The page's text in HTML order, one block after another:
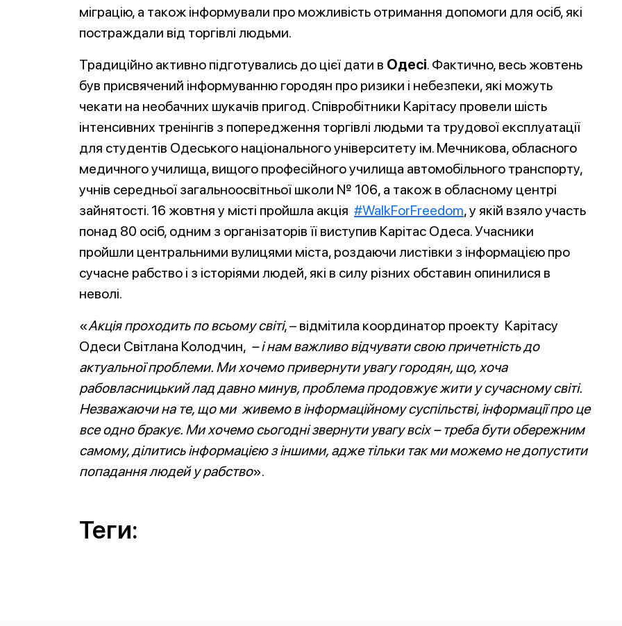
міграцію, а також інформували про можливість отримання допомоги для осіб, які
постраждали від торгівлі людьми.
Традиційно активно підготувались до цієї дати в Одесі. Фактично, весь жовтень
був присвячений інформуванню городян про ризики і небезпеки, які можуть
чекати на необачних шукачів пригод. Співробітники Карітасу провели шість
інтенсивних тренінгів з попередження торгівлі людьми та трудової експлуатації
для студентів Одеського національного університету ім. Мечникова, обласного
медичного училища, вищого професійного училища автомобільного транспорту,
учнів середньої загальноосвітньої школи № 106, а також в обласному центрі
зайнятості. 16 жовтня у місті пройшла акція #WalkForFreedom, у якій взяло участь
понад 80 осіб, одним з організаторів її виступив Карітас Одеса. Учасники
пройшли центральними вулицями міста, роздаючи листівки з інформацією про
сучасне рабство і з історіями людей, які в силу різних обставин опинилися в
неволі.
«Акція проходить по всьому світі, – відмітила координатор проекту Карітасу
Одеси Світлана Колодчин, – і нам важливо відчувати свою причетність до
актуальної проблеми. Ми хочемо привернути увагу городян, що, хоча
рабовласницький лад давно минув, проблема продовжує жити у сучасному світі.
Незважаючи на те, що ми живемо в інформаційному суспільстві, інформації про це
все одно бракує. Ми хочемо сьогодні звернути увагу всіх – треба бути обережним
самому, ділитись інформацією з іншими, адже тільки так ми можемо не допустити
попадання людей у рабство».
Теги: